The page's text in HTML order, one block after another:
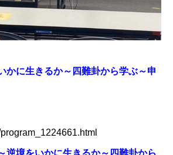
かに生きるか～四難卦から学ぶ​～申